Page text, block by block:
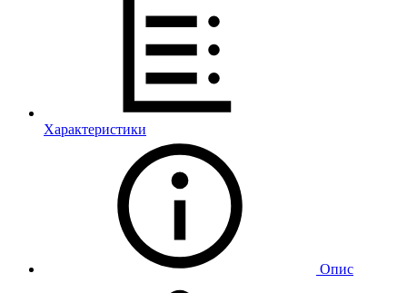
Характеристики
Опис